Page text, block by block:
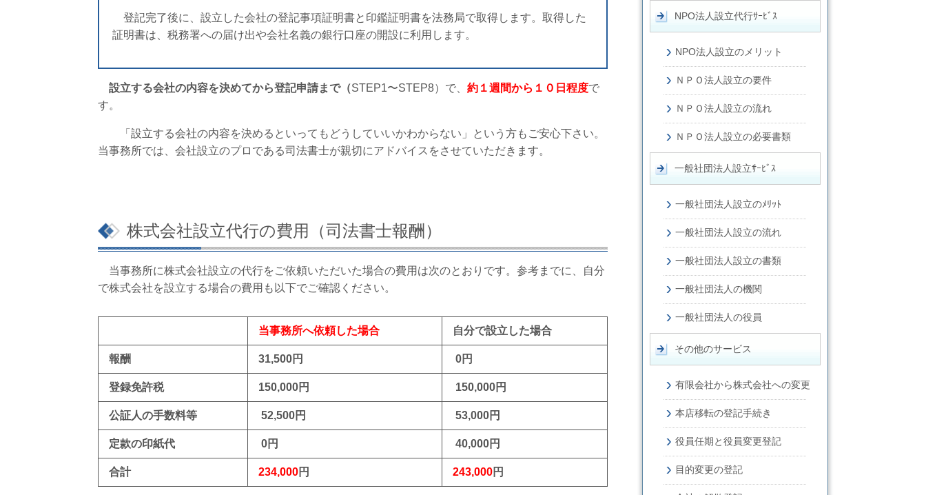
登記完了後に、設立した会社の登記事項証明書と印鑑証明書を法務局で取得します。取得した
証明書は、税務署への届け出や会社名義の銀行口座の開設に利用します。
設立する会社の内容を決めてから登記申請まで（STEP1〜STEP8）で、 約１週間から１０日程度で
す。
「設立する会社の内容を決めるといってもどうしていいかわからない」という方もご安心下さい。
当事務所では、会社設立のプロである司法書士が親切にアドバイスをさせていただきます。
株式会社設立代行の費用（司法書士報酬）
当事務所に株式会社設立の代行をご依頼いただいた場合の費用は次のとおりです。参考までに、自分
で株式会社を設立する場合の費用も以下でご確認ください。
当事務所へ依頼した場合 自分で設立した場合
報酬 31,500円 0円
登録免許税 150,000円 150,000円
公証人の手数料等 52,500円 53,000円
定款の印紙代 0円 40,000円
合計 234,000円 243,000円
NPO法人設立代行ｻｰﾋﾞｽ
NPO法人設立のメリット
ＮＰＯ法人設立の要件
ＮＰＯ法人設立の流れ
ＮＰＯ法人設立の必要書類
一般社団法人設立ｻｰﾋﾞｽ
一般社団法人設立のﾒﾘｯﾄ
一般社団法人設立の流れ
一般社団法人設立の書類
一般社団法人の機関
一般社団法人の役員
その他のサービス
有限会社から株式会社への変更
本店移転の登記手続き
役員任期と役員変更登記
目的変更の登記